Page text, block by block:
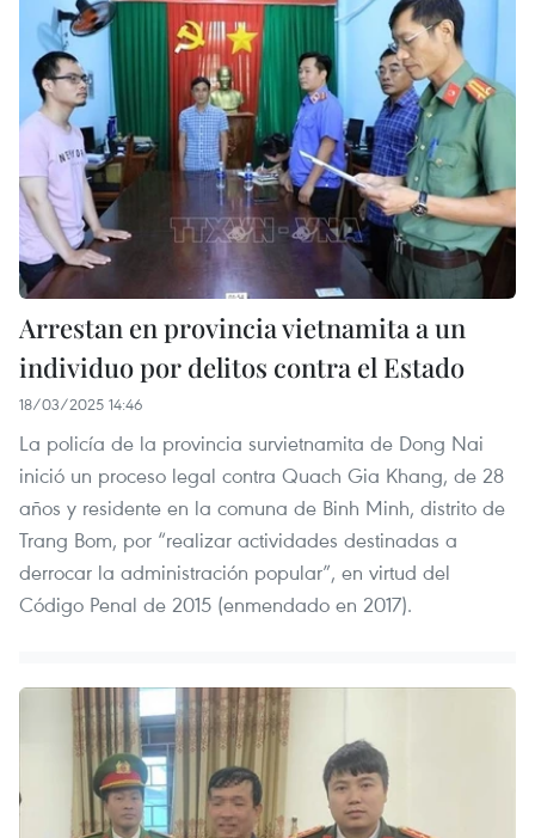
Arrestan en provincia vietnamita a un
individuo por delitos contra el Estado
18/03/2025 14:46
La policía de la provincia survietnamita de Dong Nai
inició un proceso legal contra Quach Gia Khang, de 28
años y residente en la comuna de Binh Minh, distrito de
Trang Bom, por “realizar actividades destinadas a
derrocar la administración popular”, en virtud del
Código Penal de 2015 (enmendado en 2017).